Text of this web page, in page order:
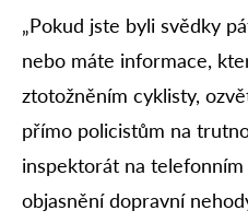
„Pokud jste byli svědky
nebo máte informace,
ztotožněním cyklisty,
přímo policistům na
inspektorát na
objasnění dopravní